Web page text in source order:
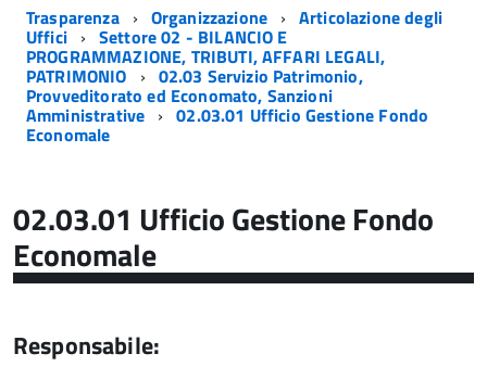
Trasparenza Organizzazione Articolazione degli
Uffici Settore 02 - BILANCIO E
PROGRAMMAZIONE, TRIBUTI, AFFARI LEGALI,
PATRIMONIO 02.03 Servizio Patrimonio,
Provveditorato ed Economato, Sanzioni
Amministrative 02.03.01 Ufficio Gestione Fondo
Economale
02.03.01 Ufficio Gestione Fondo
Economale
Responsabile: